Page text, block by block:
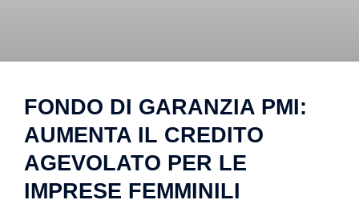
FONDO DI GARANZIA PMI:
AUMENTA IL CREDITO
AGEVOLATO PER LE
IMPRESE FEMMINILI